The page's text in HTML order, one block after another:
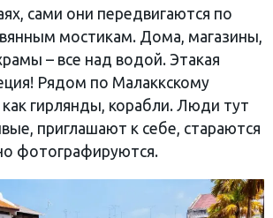
сами они передвигаются по
мостикам. Дома, магазины,
– все над водой. Этакая
Рядом по Малаккскому
гирлянды, корабли. Люди тут
приглашают к себе, стараются
фотографируются.